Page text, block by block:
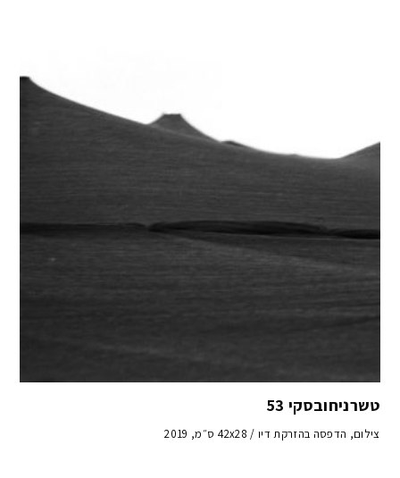
טשרניחובסקי 53
צילום, הדפסה בהזרקת דיו / 42x28 ס״מ, 2019